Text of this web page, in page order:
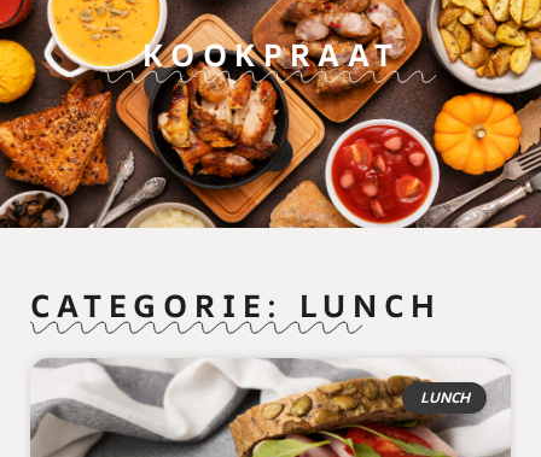
KOOKPRAAT
CATEGORIE: LUNCH
LUNCH